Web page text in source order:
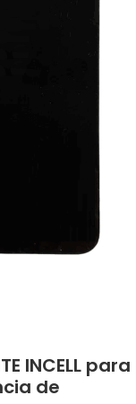
INCELL para
de